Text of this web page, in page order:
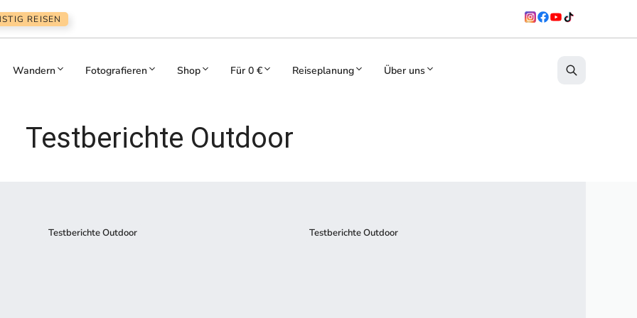
REISEN
Wandern Fotografieren Shop Für 0 € Reiseplanung Über uns
Testberichte Outdoor
Testberichte Outdoor Testberichte Outdoor